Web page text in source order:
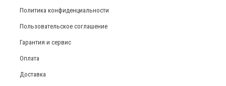
Политика конфиденциальности
Пользовательское соглашение
Гарантия и сервис
Оплата
Доставка